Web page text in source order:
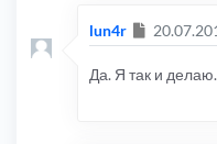
lun4r
Да. Я так и делаю.